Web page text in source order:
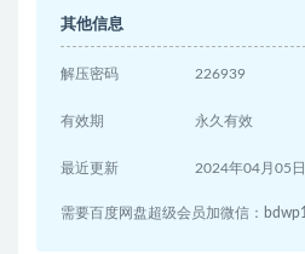
其他信息
解压密码 226939
有效期 永久有效
最近更新 2024年04月05日
需要百度网盘超级会员加微信：